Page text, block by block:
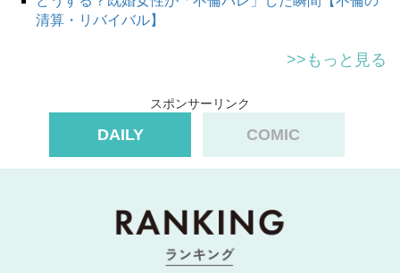
そして、結婚生活より長い付き合いになるのが、独身の
「付き合い方が変わっただけで、私にとっては今も彼氏
今日は、その「彼氏」との約束の日だった。「ケンカする
といつも次の約束とか平気ですっぽかす人だから、ひとり
で待つのがつらくて」という理由で呼び出されたとき、何
ケンカの原因は、Hさんが彼に「もっと会いたい」と不満
をぶつけたことだった。
清算・リバイバル】
>>もっと見る
スポンサーリンク
DAILY COMIC